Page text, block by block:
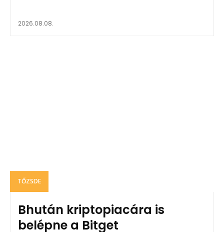
2026.08.08.
TŐZSDE
Bhután kriptopiacára is
belépne a Bitget